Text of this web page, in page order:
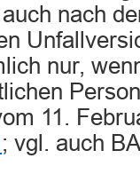
nach
nur,
11.
; vgl. auch